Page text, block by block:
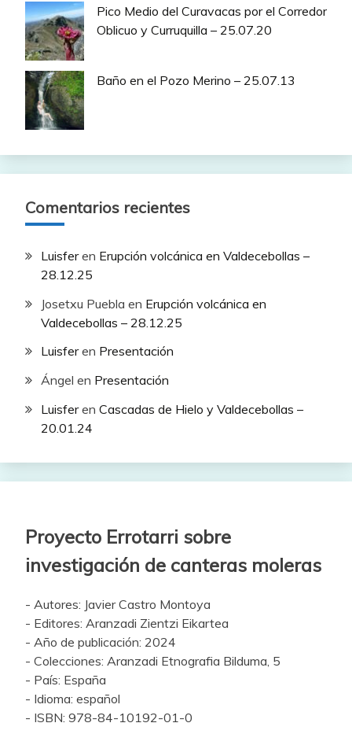
Pico Medio del Curavacas por el Corredor
Oblicuo y Curruquilla – 25.07.20
Baño en el Pozo Merino – 25.07.13
Comentarios recientes
Luisferen Erupción volcánica en Valdecebollas –
28.12.25
Josetxu Puebla en Erupción volcánica en
Valdecebollas – 28.12.25
Luisferen Presentación
Ángel en Presentación
Luisferen Cascadas de Hielo y Valdecebollas –
20.01.24
Proyecto Errotarri sobre
investigación de canteras moleras
- Autores: Javier Castro Montoya
- Editores: Aranzadi Zientzi Eikartea
- Año de publicación: 2024
- Colecciones: Aranzadi Etnografia Bilduma, 5
- País: España
- Idioma: español
- ISBN: 978-84-10192-01-0